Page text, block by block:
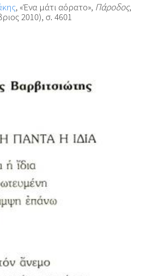
, «Ένα μάτι αόρατο», Πάροδος,
2010), σ. 4601